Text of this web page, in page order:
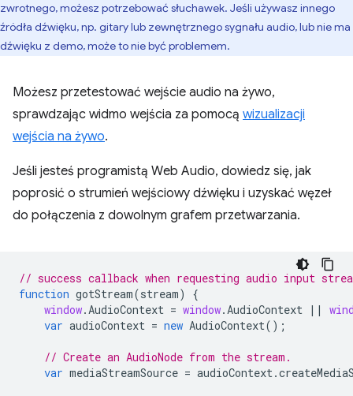
zwrotnego, możesz potrzebować słuchawek. Jeśli używasz innego
źródła dźwięku, np. gitary lub zewnętrznego sygnału audio, lub nie ma
dźwięku z demo, może to nie być problemem.
Możesz przetestować wejście audio na żywo,
sprawdzając widmo wejścia za pomocą wizualizacji
wejścia na żywo.
Jeśli jesteś programistą Web Audio, dowiedz się, jak
poprosić o strumień wejściowy dźwięku i uzyskać węzeł
do połączenia z dowolnym grafem przetwarzania.
// success callback when requesting audio input
function gotStream(stream)
{
window.AudioContext = window.AudioContext ||
var audioContext = new AudioContext();
// Create an AudioNode from the stream.
var mediaStreamSource = audioContext.